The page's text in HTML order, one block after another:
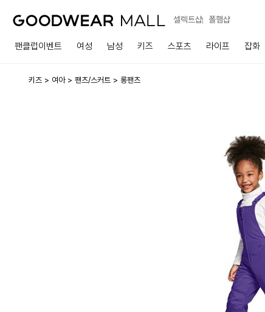
셀렉트샵 폴햄샵
팬클럽이벤트 여성 남성 키즈 스포츠 라이프 잡화
키즈 여아 팬츠/스커트 롱팬츠